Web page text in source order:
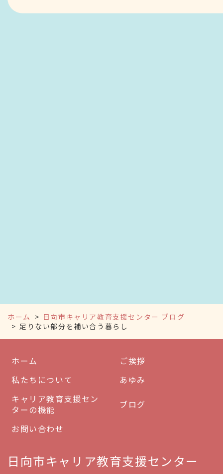
ホーム
日向市キャリア教育支援センター ブログ
足りない部分を補い合う暮らし
ホーム
ご挨拶
私たちについて
あゆみ
キャリア教育支援セン
ターの機能
ブログ
お問い合わせ
日向市キャリア教育支援センター